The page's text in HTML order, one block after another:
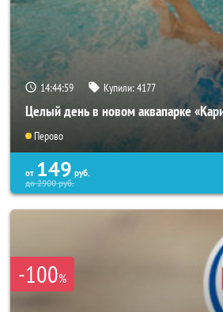
14:44:56 Купили:4177
Целый день в новом аквапарке
Перово
от 149 руб.
до2900руб.
-100%